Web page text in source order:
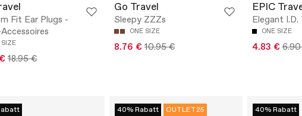
Fit Ear Plugs -
SIZE
18.95 €
Go Travel
Sleepy ZZZs
ONE SIZE
8.76 € 10.95 €
EPIC
Elegant I.D.
ONE SIZE
4.83 €
40% Rabatt OUTLET25 40% Rabatt